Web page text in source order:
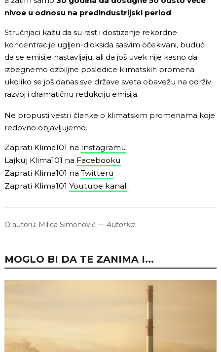
nivoe u odnosu na predindustrijski period.
Stručnjaci kažu da su rast i dostizanje rekordne
koncentracije ugljen-dioksida sasvim očekivani, budući
da se emisije nastavljaju, ali da još uvek nije kasno da
izbegnemo ozbiljne posledice klimatskih promena
ukoliko se još danas sve države sveta obavežu na održiv
razvoj i dramatičnu redukciju emisija.
Ne propusti vesti i članke o klimatskim promenama koje
redovno objavljujemo.
Zaprati Klima101 na Instagramu
Lajkuj Klima101 na Facebooku
Zaprati Klima101 na Twitteru
Zaprati Klima101 Youtube kanal
O autoru: Milica Simonović —Autorka
MOGLO BI DA TE ZANIMA I...